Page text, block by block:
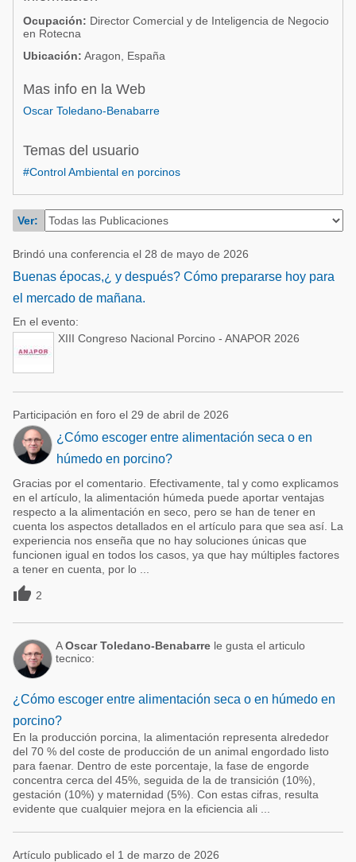
Micotoxinas
Avicultura
Porcicultura
Balanceados - Piensos
Comunidades en portugués
Micotoxinas
Avicultura
Porcicultura
Lechería
Ocupación: Director Comercial y de Inteligencia de Negocio
en Rotecna
Ubicación: Aragon, España
Mas info en la Web
Oscar Toledano-Benabarre
Temas del usuario
#Control Ambiental en porcinos
Ver:
Brindó una conferencia el 28 de mayo de 2026
Buenas épocas,¿ y después? Cómo prepararse hoy para
el mercado de mañana.
En el evento:
XIII Congreso Nacional Porcino - ANAPOR 2026
Participación en foro el 29 de abril de 2026
¿Cómo escoger entre alimentación seca o en
húmedo en porcino?
Gracias por el comentario. Efectivamente, tal y como explicamos
en el artículo, la alimentación húmeda puede aportar ventajas
respecto a la alimentación en seco, pero se han de tener en
cuenta los aspectos detallados en el artículo para que sea así. La
experiencia nos enseña que no hay soluciones únicas que
funcionen igual en todos los casos, ya que hay múltiples factores
a tener en cuenta, por lo ...
 2
AOscar Toledano-Benabarre le gusta el articulo
tecnico:
¿Cómo escoger entre alimentación seca o en húmedo en
porcino?
En la producción porcina, la alimentación representa alrededor
del 70 % del coste de producción de un animal engordado listo
para faenar. Dentro de este porcentaje, la fase de engorde
concentra cerca del 45%, seguida de la de transición (10%),
gestación (10%) y maternidad (5%). Con estas cifras, resulta
evidente que cualquier mejora en la eficiencia ali ...
Artículo publicado el 1 de marzo de 2026